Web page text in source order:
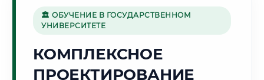
🌾
Г. БИЙСК
🏛 ОБУЧЕНИЕ В ГОСУДАРСТВЕННОМ
УНИВЕРСИТЕТЕ
КОМПЛЕКСНОЕ
ПРОЕКТИРОВАНИЕ